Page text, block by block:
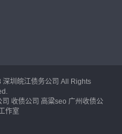
圳皖江债务公司 All Rights
收债公司 高粱seo 广州收债公
作室